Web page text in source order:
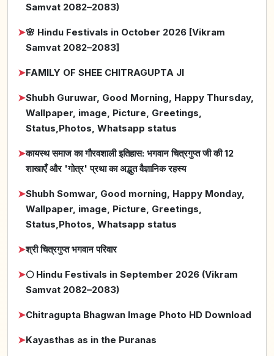
Samvat 2082–2083)
➤🌸 Hindu Festivals in October 2026 [Vikram
Samvat 2082–2083]
➤FAMILY OF SHEE CHITRAGUPTA JI
➤Shubh Guruwar, Good Morning, Happy Thursday,
Wallpaper, image, Picture, Greetings,
Status,Photos, Whatsapp status
➤कायस्थ समाज का गौरवशाली इतिहास: भगवान चित्रगुप्त जी की 12
शाखाएँ और 'गोत्र' प्रथा का अद्भुत वैज्ञानिक रहस्य
➤Shubh Somwar, Good morning, Happy Monday,
Wallpaper, image, Picture, Greetings,
Status,Photos, Whatsapp status
➤श्री चित्रगुप्त भगवान परिवार
➤🌕 Hindu Festivals in September 2026 (Vikram
Samvat 2082–2083)
➤Chitragupta Bhagwan Image Photo HD Download
➤Kayasthas as in the Puranas